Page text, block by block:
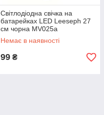
Світлодіодна свічка на
батарейках LED Leeseph 27
см чорна MV025a
Немає в наявності
99 ₴